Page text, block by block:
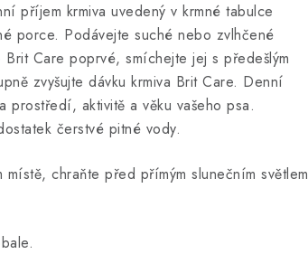
příjem krmiva uvedený v krmné tabulce
porce. Podávejte suché nebo zvlhčené
Care poprvé, smíchejte jej s předešlým
zvyšujte dávku krmiva Brit Care. Denní
prostředí, aktivitě a věku vašeho psa.
čerstvé pitné vody.
chraňte před přímým slunečním světlem